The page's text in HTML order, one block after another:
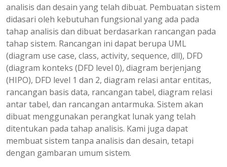
analisis dan desain yang telah dibuat. Pembuatan sistem
didasari oleh kebutuhan fungsional yang ada pada
tahap analisis dan dibuat berdasarkan rancangan pada
tahap sistem. Rancangan ini dapat berupa UML
(diagram use case, class, activity, sequence, dll), DFD
(diagram konteks (DFD level 0), diagram berjenjang
(HIPO), DFD level 1 dan 2, diagram relasi antar entitas,
rancangan basis data, rancangan tabel, diagram relasi
antar tabel, dan rancangan antarmuka. Sistem akan
dibuat menggunakan perangkat lunak yang telah
ditentukan pada tahap analisis. Kami juga dapat
membuat sistem tanpa analisis dan desain, tetapi
dengan gambaran umum sistem.